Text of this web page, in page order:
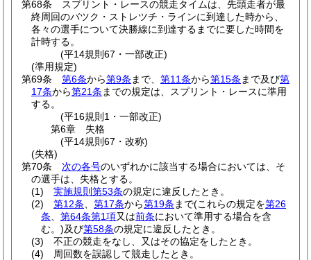
第68条
スプリント・レースの競走タイムは、先頭走者が最
終周回のバツク・ストレツチ・ラインに到達した時から、
各々の選手について決勝線に到達するまでに要した時間を
計時する。
(平14規則67・一部改正)
(準用規定)
第69条
第6条から第9条 まで、 第11条から第15条 まで及び第
17条から第21条 までの規定は、スプリント・レースに準用
する。
(平16規則1・一部改正)
第6章
失格
(平14規則67・改称)
(失格)
第70条
次の各号のいずれかに該当する場合においては、そ
の選手は、失格とする。
(1)
実施規則第53条の規定に違反したとき。
(2)
第12条 第17条から第19条 まで(これらの規定を第26
条
第64条第1項又は前条において準用する場合を含
む。)及び第58条の規定に違反したとき。
(3)
不正の競走をなし、又はその協定をしたとき。
(4)
周回数を誤認して競走したとき。